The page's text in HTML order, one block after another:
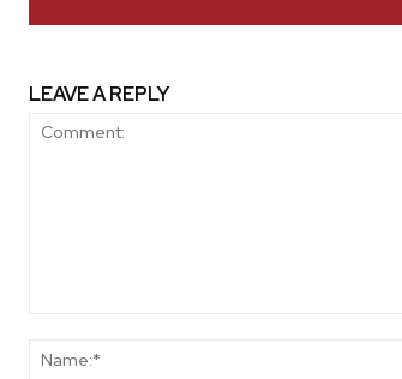
LEAVE A REPLY